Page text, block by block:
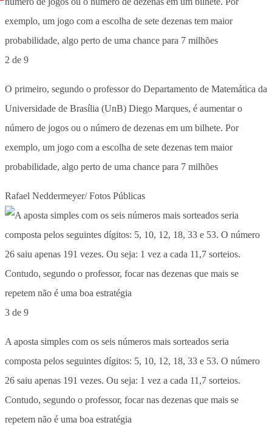
2 de 9
O primeiro, segundo o professor do Departamento de Matemática da
Universidade de Brasília (UnB) Diego Marques, é aumentar o
número de jogos ou o número de dezenas em um bilhete. Por
exemplo, um jogo com a escolha de sete dezenas tem maior
probabilidade, algo perto de uma chance para 7 milhões
Rafael Neddermeyer/ Fotos Públicas
3 de 9
A aposta simples com os seis números mais sorteados seria
composta pelos seguintes dígitos: 5, 10, 12, 18, 33 e 53. O número
26 saiu apenas 191 vezes. Ou seja: 1 vez a cada 11,7 sorteios.
Contudo, segundo o professor, focar nas dezenas que mais se
repetem não é uma boa estratégia